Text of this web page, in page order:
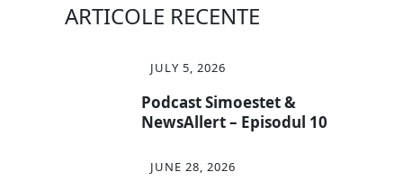
ARTICOLE RECENTE
Podcast Simoestet &
NewsAllert – Episodul 10
JULY 5, 2026
JUNE 28, 2026